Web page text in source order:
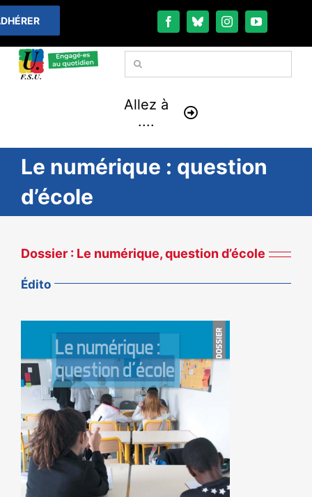
Passer
au
contenu
Rechercher:
Allez à
....
À LA UNE
THÉMATIQUES
COMMUNIQUÉS
NOS ACTIONS
Le numérique : question
d’école
Dossier : Le numérique, question d’école
Édito